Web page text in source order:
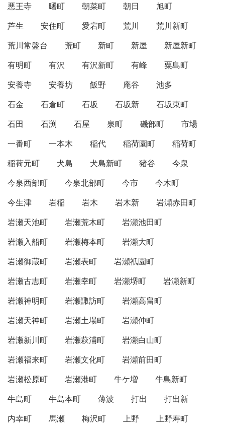
悪王寺
曙町 朝菜町 朝日
旭町
芦生
安住町 愛宕町 荒川
荒川新町
荒川常盤台
荒町 新町 新屋
新屋新町
有明町
有沢 有沢新町 有峰
粟島町
安養寺
安養坊 飯野 庵谷
池多
石金
石倉町 石坂 石坂新
石坂東町
石田
石渕 石屋 泉町 磯部町
市場
一番町
一本木 稲代 稲荷園町
稲荷町
稲荷元町
犬島 犬島新町 猪谷
今泉
今泉西部町
今泉北部町 今市
今木町
今生津
岩稲 岩木 岩木新
岩瀬赤田町
岩瀬天池町
岩瀬荒木町
岩瀬池田町
岩瀬入船町
岩瀬梅本町
岩瀬大町
岩瀬御蔵町
岩瀬表町
岩瀬祇園町
岩瀬古志町
岩瀬幸町 岩瀬堺町
岩瀬新町
岩瀬神明町
岩瀬諏訪町
岩瀬高畠町
岩瀬天神町
岩瀬土場町
岩瀬仲町
岩瀬新川町
岩瀬萩浦町
岩瀬白山町
岩瀬福来町
岩瀬文化町
岩瀬前田町
岩瀬松原町
岩瀬港町 牛ケ増
牛島新町
牛島町
牛島本町 薄波 打出
打出新
内幸町
馬瀬 梅沢町 上野
上野寿町